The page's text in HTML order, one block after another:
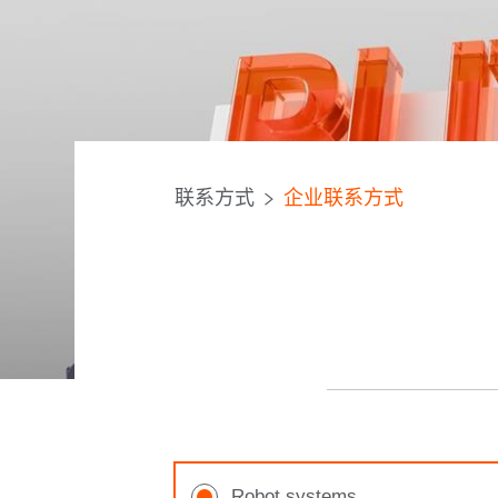
联系方式 企业联系方式